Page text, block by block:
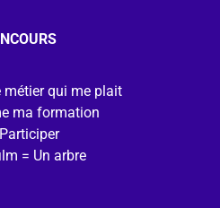
métier qui me plait
ma formation
Participer
= Un arbre